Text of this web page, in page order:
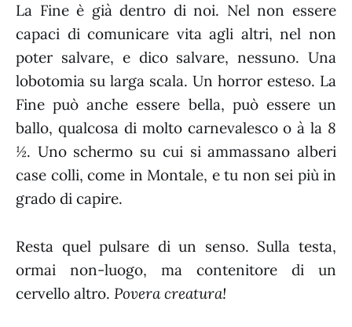
La Fine è già dentro di noi. Nel non essere
capaci di comunicare vita agli altri, nel non
poter salvare, e dico salvare, nessuno. Una
lobotomia su larga scala. Un horror esteso. La
Fine può anche essere bella, può essere un
ballo, qualcosa di molto carnevalesco o à la 8
½. Uno schermo su cui si ammassano alberi
case colli, come in Montale, e tu non sei più in
grado di capire.
Resta quel pulsare di un senso. Sulla testa,
ormai non-luogo, ma contenitore di un
cervello altro. Povera creatura!